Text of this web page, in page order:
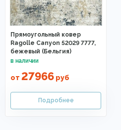
Прямоугольный ковер
Ragolle Canyon 52029 7777,
бежевый (Бельгия)
от 27966 руб